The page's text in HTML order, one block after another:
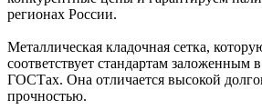
регионах России.
Металлическая кладочная сетка,
соответствует стандартам заложенным
ГОСТах. Она отличается высокой
прочностью.